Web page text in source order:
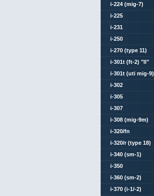
i-224 (mig-7)
i-225
i-231
i-250
i-270 (type 11)
i-301t (ft-2) "ll"
i-301t (uti mig-9)
i-302
i-305
i-307
i-308 (mig-9m)
i-320/fn
i-320/r (type 18)
i-340 (sm-1)
i-350
i-360 (sm-2)
i-370 (i-1/-2)